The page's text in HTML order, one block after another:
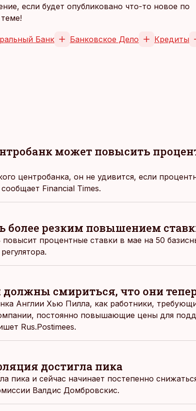
если будет опубликовано что-то новое по
Банк Банковское Дело Кредиты
может повысить
центробанка, он не удивится, если
Financial Times.
более резким повышением
процентные ставки в мае на 50
смириться, что они
Англии Хью Пилла, как работники,
постоянно повышающие цены для
Rus.Postimees.
достигла пика
пика и сейчас начинает постепенно
Валдис Домбровскис.